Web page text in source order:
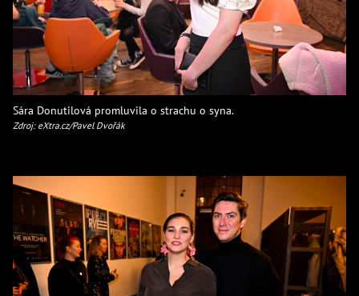
Sára Donutilová promluvila o strachu o syna.
Zdroj: eXtra.cz/Pavel Dvořák